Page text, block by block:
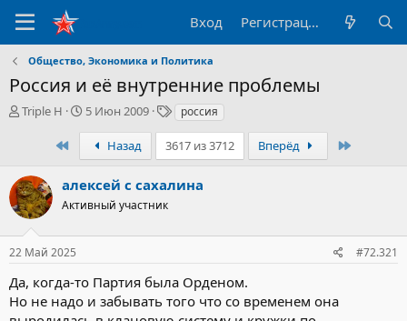
Вход Регистрация
Общество, Экономика и Политика
Россия и её внутренние проблемы
А
р
т
е
м
ы
Triple H
Д
а
а
ч
л
5 Июн 2009
Т
г
и
россия
ПервыйНазад 3617 из 3712 Вперёд
алексей с сахалина
Активный участник
22 Май 2025 #72.321
Да, когда-то Партия была Орденом.
Но не надо и забывать того что со временем она